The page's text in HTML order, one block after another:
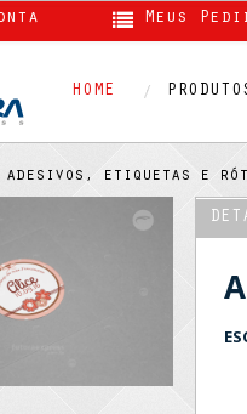
Meus
HOME
adesivos, etiquetas e